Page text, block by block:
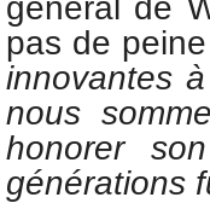
pas de
innovantes
nous
honorer
générations